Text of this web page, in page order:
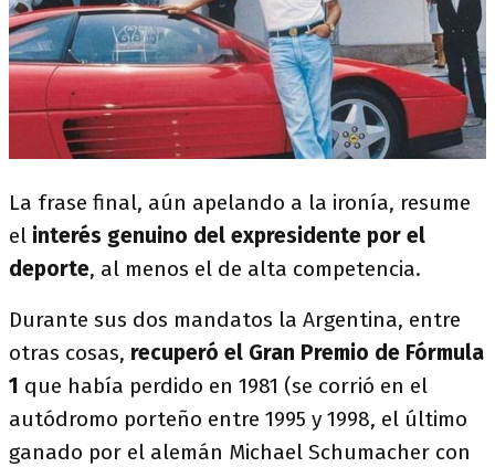
La frase final, aún apelando a la ironía, resume
el interés genuino del expresidente por el
deporte, al menos el de alta competencia.
Durante sus dos mandatos la Argentina, entre
otras cosas, recuperó el Gran Premio de Fórmula
1 que había perdido en 1981 (se corrió en el
autódromo porteño entre 1995 y 1998, el último
ganado por el alemán Michael Schumacher con